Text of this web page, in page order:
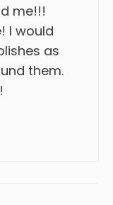
me!!!
I would
as
them.